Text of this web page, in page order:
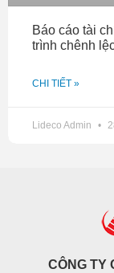
Báo cáo tài
trình chênh
CHI TIẾT »
Lideco Admin
CÔNG TY